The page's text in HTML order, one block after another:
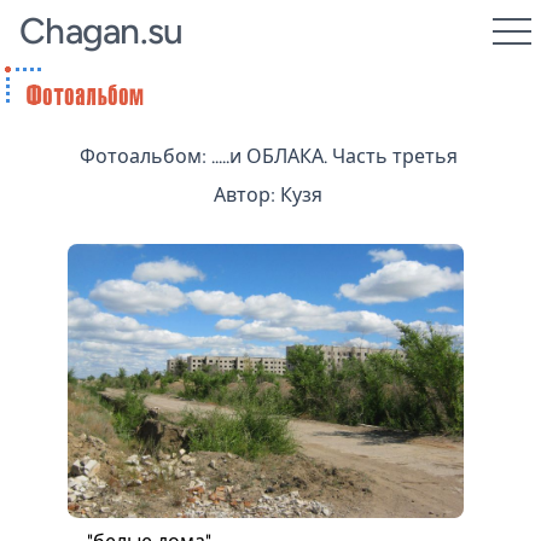
Chagan.su
Фотоальбом: .....и ОБЛАКА. Часть третья
Автор: Кузя